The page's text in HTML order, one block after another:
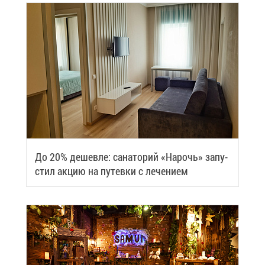
До 20% де­шев­ле: са­на­то­рий «На­рочь» за­пу­
стил ак­цию на пу­тев­ки с ле­че­ни­ем